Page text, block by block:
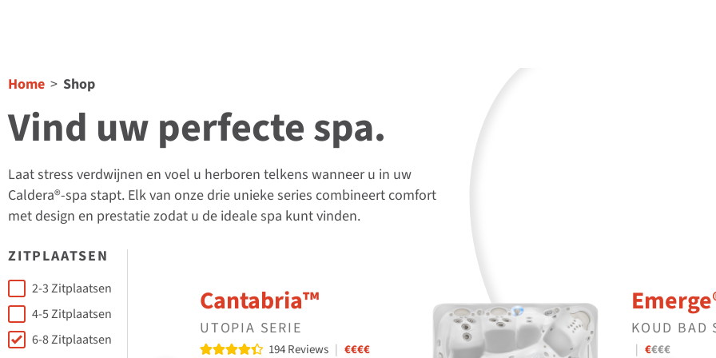
Home Shop
Vind uw perfecte spa.
Laat stress verdwijnen en voel u herboren telkens wanneer u in uw
Caldera®-spa stapt. Elk van onze drie unieke series combineert comfort
met design en prestatie zodat u de ideale spa kunt vinden.
ZITPLAATSEN
Seating Capacity
2-3 Zitplaatsen
4-5 Zitplaatsen
6-8 Zitplaatsen
Cantabria™
UTOPIA SERIE
Read reviews 194 Reviews | €€€€
KOUD BAD
| €€€€